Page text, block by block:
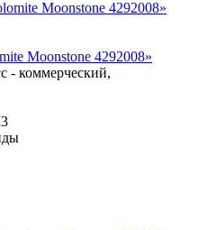
Moonstone 4292008»
- коммерческий,